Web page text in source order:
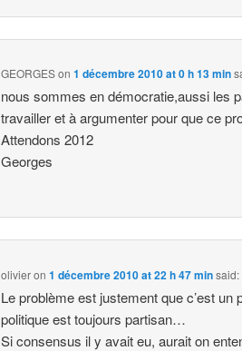
GEORGESon1 décembre 2010 at 0 h 13 min
nous sommes en démocratie,aussi les
travailler et à argumenter pour que ce
Attendons 2012
Georges
olivieron1 décembre 2010 at 22 h 47 minsaid:
Le problème est justement que c’est
politique est toujours partisan…
Si consensus il y avait eu, aurait on